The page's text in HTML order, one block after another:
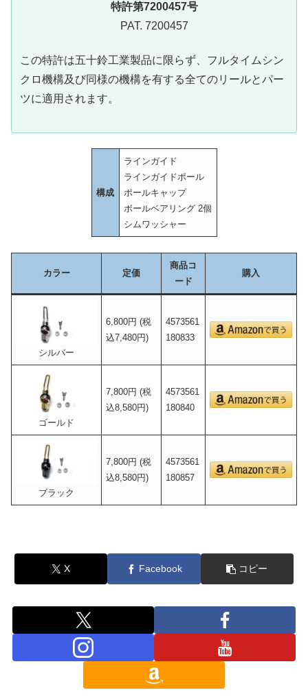
特許第7200457号
PAT. 7200457
この特許は五十鈴工業製品に限らず、フルタイムシン
クロ機構及び同様の機構を有する全てのリールとパー
ツに適用されます。
構成
ラインガイド
ラインガイドポール
ポールキャップ
ボールベアリング 2個
シムワッシャー
カラー 定価
商品コ
ード
購入
シルバー
6,800円 (税
込7,480円)
4573561
180833
ゴールド
7,800円 (税
込8,580円)
4573561
180840
ブラック
7,800円 (税
込8,580円)
4573561
180857
X Facebook コピー